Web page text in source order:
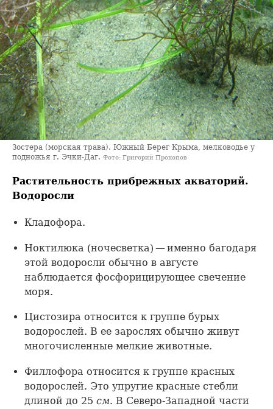
Зостера (морская трава). Южный Берег Крыма, мелководье у
подножья г. Эчки-Даг. Фото: Григорий Прокопов
Растительность прибрежных акваторий.
Водоросли
Кладофора.
Ноктилюка (ночесветка) — именно багодаря
этой водоросли обычно в августе
наблюдается фосфорицирующее свечение
моря.
Цистозира относится к группе бурых
водорослей. В ее зарослях обычно живут
многочисленные мелкие животные.
Филлофора относится к группе красных
водорослей. Это упругие красные стебли
длиной до 25 см. В Северо-Западной части